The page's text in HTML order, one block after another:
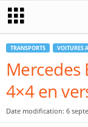
TRANSPORTS VOITURES
Mercedes
4×4 en
Date modification: 6